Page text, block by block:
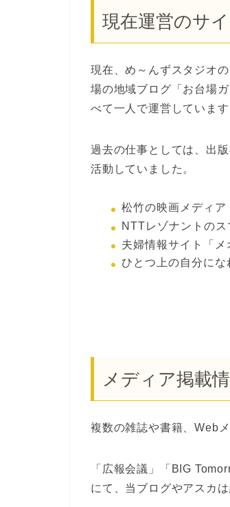
現在運営のサ
現在、め～んずスタジオ
場の地域ブログ「お台場
べて一人で運営しています
過去の仕事としては、出
活動していました。
松竹の映画メディア
NTTレゾナントの
夫婦情報サイト「メ
ひとつ上の自分にな
メディア掲載
複数の雑誌や書籍、Web
「広報会議」「BIG
にて、当ブログやアスカ